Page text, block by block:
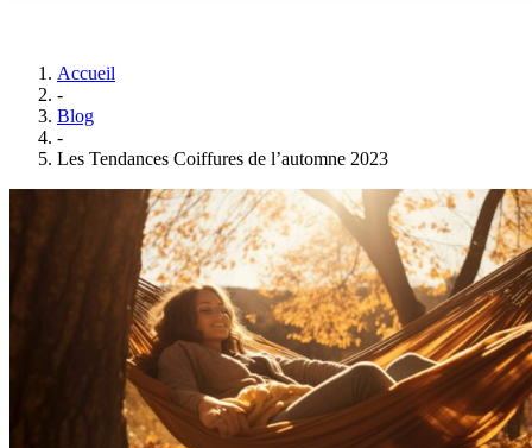
Accueil
-
Blog
-
Les Tendances Coiffures de l’automne 2023